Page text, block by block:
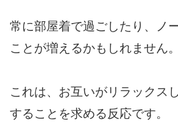
常に部屋着で過ごしたり、ノ
ことが増えるかもしれません。
これは、お互いがリラックス
することを求める反応です。